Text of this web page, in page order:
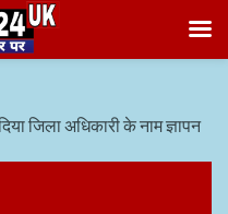
जिला अधिकारी के नाम ज्ञापन